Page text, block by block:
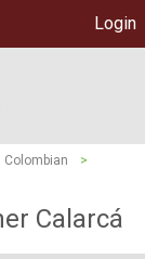
Login
Colombian
>
Calarcá